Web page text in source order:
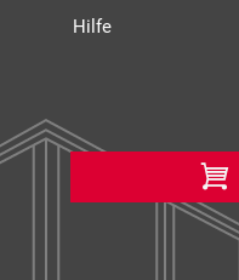
Hilfe